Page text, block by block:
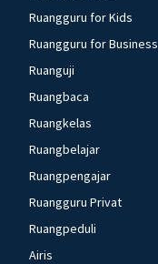
Ruangguru for Kids
Ruangguru for Business
Ruanguji
Ruangbaca
Ruangkelas
Ruangbelajar
Ruangpengajar
Ruangguru Privat
Ruangpeduli
Airis